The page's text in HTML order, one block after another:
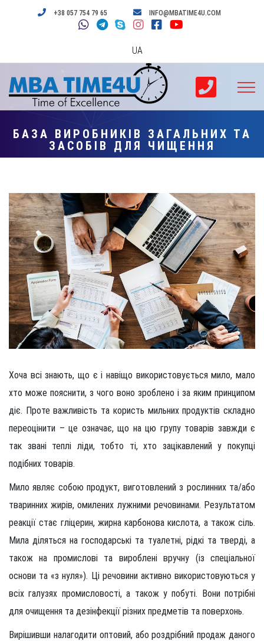
+38 057 754 79 65 INFO@MBATIME4U.COM
UA
БАЗА ВИРОБНИКІВ ЗАГАЛЬНИХ ТА
ЗАСОБІВ ДЛЯ ЧИЩЕННЯ
Хоча всі знають, що є і навіщо використовується мило, мало
хто може пояснити, з чого воно зроблено і за яким принципом
діє. Проте важливість та користь мильних продуктів складно
переоцінити – це означає, що на цю групу товарів завжди є
так звані теплі ліди, тобто ті, хто зацікавлений у покупці
подібних товарів.
Мило являє собою продукт, виготовлений з рослинних та/або
тваринних жирів, омилених лужними речовинами. Результатом
реакції стає гліцерин, жирна карбонова кислота, а також сіль.
Мила діляться на господарські та туалетні, рідкі та тверді, а
також на промислові та вироблені вручну (із спеціальної
основи та «з нуля»). Ці речовини активно використовуються у
всіх галузях промисловості, а також у побуті. Вони потрібні
для очищення та дезінфекції різних предметів та поверхонь.
Вирішивши налагодити оптовий, або роздрібний продаж даного